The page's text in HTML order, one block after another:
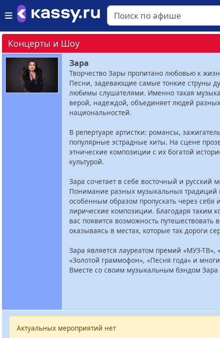
Концерты и Шоу
Зара
Творчество Зары пропитано любовью к
Песни, задевающие самые тонкие струны
любимы слушателями. Именно такая
верой, надеждой, объединяет людей
национальностей.
В репертуаре артистки: романсы,
популярные эстрадные хиты. На сцене
этнические композиции с их богатой
культурой.
Зара сочетает в себе восточный и русский
Понимание разных музыкальных традиций
особенным образом пропускать через себя
лирические композиции. Благодаря таким
вас появится возможность путешествовать
оказываясь в местах, которые так дороги
Зара является лауреатом премий «МУЗ-ТВ»,
«Золотой граммофон», «Песня года» и
Вместе со своим музыкальным бэндом Зара
Актуальных мероприятий нет